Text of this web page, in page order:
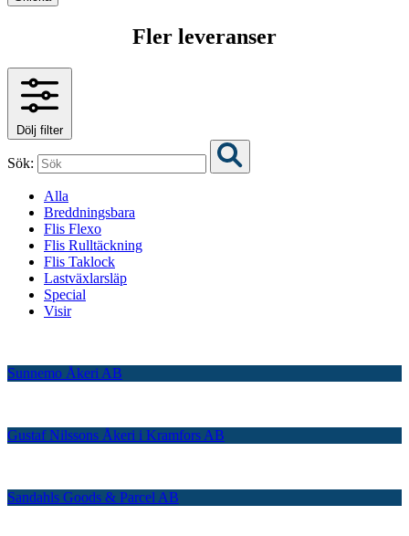
Fler leveranser
Dölj filter
Sök:
Alla
Breddningsbara
Flis Flexo
Flis Rulltäckning
Flis Taklock
Lastväxlarsläp
Special
Visir
Sunnemo Åkeri AB
Gustaf Nilssons Åkeri i Kramfors AB
Sandahls Goods & Parcel AB